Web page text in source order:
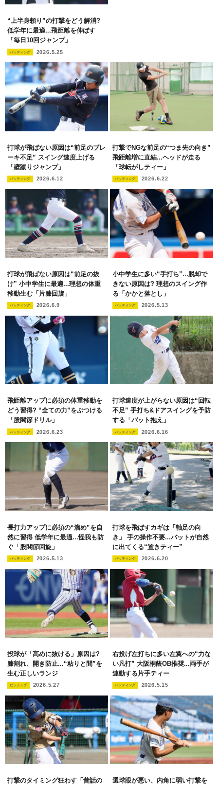
“上半身頼り”の打撃をどう解消?
低学年に最適...飛距離を伸ばす
「毎日10回ジャンプ」
バッティング 2026.5.25
打球が飛ばない原因は“前足のブレ
ーキ不足” スイング速度上げる
「壁蹴りジャンプ」
バッティング 2026.6.12
打撃でNGな前足の“つま先の向き”
飛距離増に直結...ヘッドが走る
「球転がしティー」
バッティング 2026.6.22
打球が飛ばない原因は“前足の抜
け” 小中学生に最適...理想の体重
移動生む「片膝回旋」
バッティング 2026.6.9
小中学生に多い“手打ち”...脱却で
きない原因は? 理想のスイング作
る「かかと落とし」
バッティング 2026.5.13
飛距離アップに必須の体重移動を
どう習得? “全ての力”をぶつける
「股関節ドリル」
バッティング 2026.6.23
打球速度が上がらない原因は“回転
不足” 手打ち&ドアスイングを予防
する「バット抱え」
バッティング 2026.6.16
長打力アップに必須の“溜め”を自
然に習得 低学年に最適...怪我も防
ぐ「股関節回旋」
バッティング 2026.5.13
打球を飛ばすカギは「軸足の向
き」 手の操作不要...バットが自然
に出てくる“置きティー”
バッティング 2026.6.20
投球が「高めに抜ける」原因は?
膝割れ、開き防止...“粘りと間”を
生む正しいランジ
ピッチング 2026.5.27
右投げ左打ちに多い左翼への“力な
い凡打” 大阪桐蔭OB推奨...両手が
連動する片手ティー
バッティング 2026.5.15
打撃のタイミング狂わす「昔話の
選球眼が悪い、内角に弱い打撃を